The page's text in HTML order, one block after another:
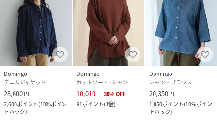
Domingo
デニムジャケット
28,600円
2,600ポイント(10%ポイン
トバック)
Domingo
カットソー・Tシャツ
10,010円 30%OFF
91ポイント(1倍)
Domingo
シャツ・ブラウス
20,350円
1,850ポイント(10%ポイン
トバック)